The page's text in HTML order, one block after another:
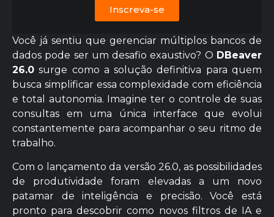
Inscreva-se
Você já sentiu que gerenciar múltiplos bancos de
dados pode ser um desafio exaustivo? O DBeaver
26.0 surge como a solução definitiva para quem
busca simplificar essa complexidade com eficiência
e total autonomia. Imagine ter o controle de suas
consultas em uma única interface que evolui
constantemente para acompanhar o seu ritmo de
trabalho.
Com o lançamento da versão 26.0, as possibilidades
de produtividade foram elevadas a um novo
patamar de inteligência e precisão. Você está
pronto para descobrir como novos filtros de IA e